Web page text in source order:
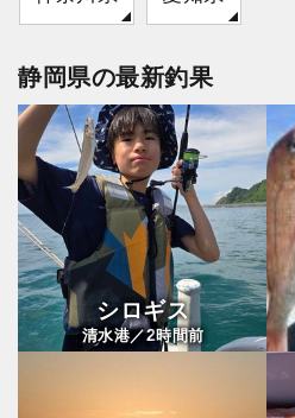
静岡県の最新釣果
シロギス
清水港／2時間前